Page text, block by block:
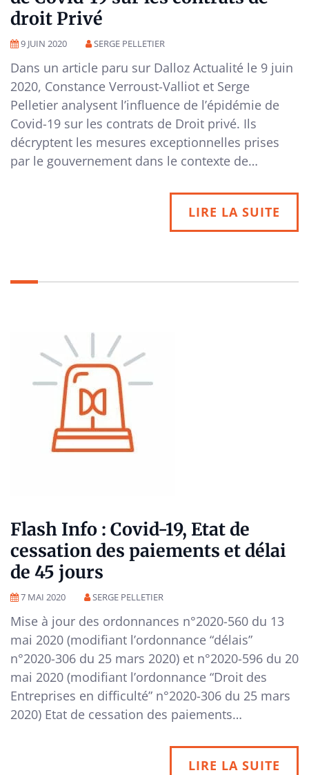
droit Privé
9 JUIN 2020 SERGE PELLETIER
Dans un article paru sur Dalloz Actualité le 9 juin
2020, Constance Verroust-Valliot et Serge
Pelletier analysent l’influence de l’épidémie de
Covid-19 sur les contrats de Droit privé. Ils
décryptent les mesures exceptionnelles prises
par le gouvernement dans le contexte de…
LIRE LA SUITE
Flash Info : Covid-19, Etat de
cessation des paiements et délai
de 45 jours
7 MAI 2020 SERGE PELLETIER
Mise à jour des ordonnances n°2020-560 du 13
mai 2020 (modifiant l’ordonnance “délais”
n°2020-306 du 25 mars 2020) et n°2020-596 du 20
mai 2020 (modifiant l’ordonnance “Droit des
Entreprises en difficulté” n°2020-306 du 25 mars
2020) Etat de cessation des paiements…
LIRE LA SUITE